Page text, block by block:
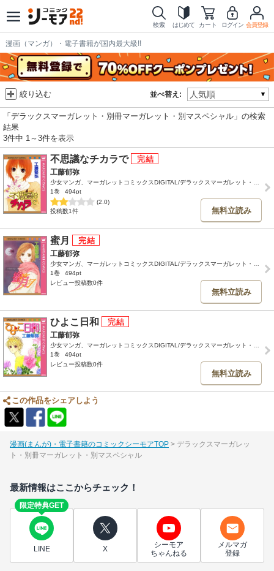
検索 はじめて カート ログイン 会員登録
漫画（マンガ）・電子書籍が国内最大級!!
並べ替え:
絞り込む
「デラックスマーガレット・別冊マーガレット・別マスペシャル」の検索
結果
3件中 1～3件を表示
不思議なチカラで
工藤郁弥
1巻
494pt
(2.0)
投稿数1件
無料立読み
蜜月
工藤郁弥
1巻
494pt
レビュー投稿数0件
無料立読み
ひよこ日和
工藤郁弥
1巻
494pt
レビュー投稿数0件
無料立読み
この作品をシェアしよう
漫画(まんが)・電子書籍のコミックシーモアTOP
デラックスマーガレッ
ト・別冊マーガレット・別マスペシャル
最新情報はここからチェック！
限定特典GET
LINE X
シーモア
ちゃんねる
メルマガ
登録